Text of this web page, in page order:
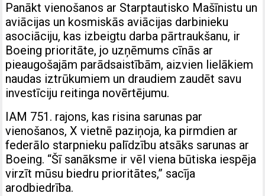
Panākt vienošanos ar Starptautisko Mašīnistu un
aviācijas un kosmiskās aviācijas darbinieku
asociāciju, kas izbeigtu darba pārtraukšanu, ir
Boeing prioritāte, jo uzņēmums cīnās ar
pieaugošajām parādsaistībām, aizvien lielākiem
naudas iztrūkumiem un draudiem zaudēt savu
investīciju reitinga novērtējumu.
IAM 751. rajons, kas risina sarunas par
vienošanos, X vietnē paziņoja, ka pirmdien ar
federālo starpnieku palīdzību atsāks sarunas ar
Boeing. “Šī sanāksme ir vēl viena būtiska iespēja
virzīt mūsu biedru prioritātes,” sacīja
arodbiedrība.